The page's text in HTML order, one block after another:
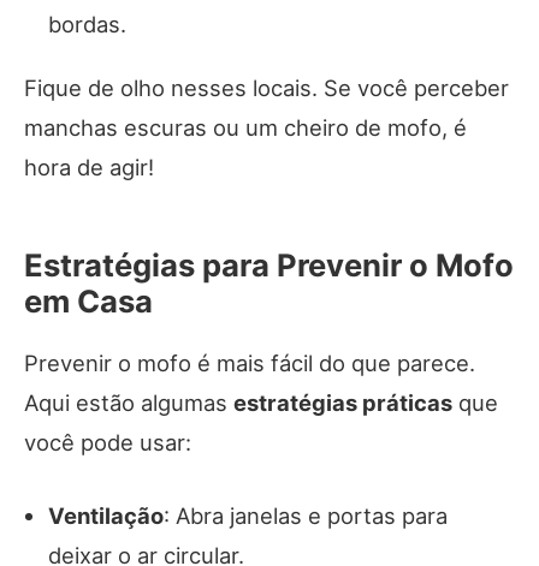
bordas.
Fique de olho nesses locais. Se você perceber
manchas escuras ou um cheiro de mofo, é
hora de agir!
Estratégias para Prevenir o Mofo
em Casa
Prevenir o mofo é mais fácil do que parece.
Aqui estão algumas estratégias práticas que
você pode usar:
Ventilação: Abra janelas e portas para
deixar o ar circular.